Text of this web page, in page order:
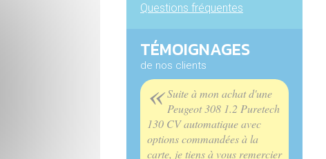
Questions fréquentes
TÉMOIGNAGES
de nos clients
« Suite à mon achat d'une
Peugeot 308 1.2 Puretech
130 CV automatique avec
options commandées à la
carte, je tiens à vous remercier